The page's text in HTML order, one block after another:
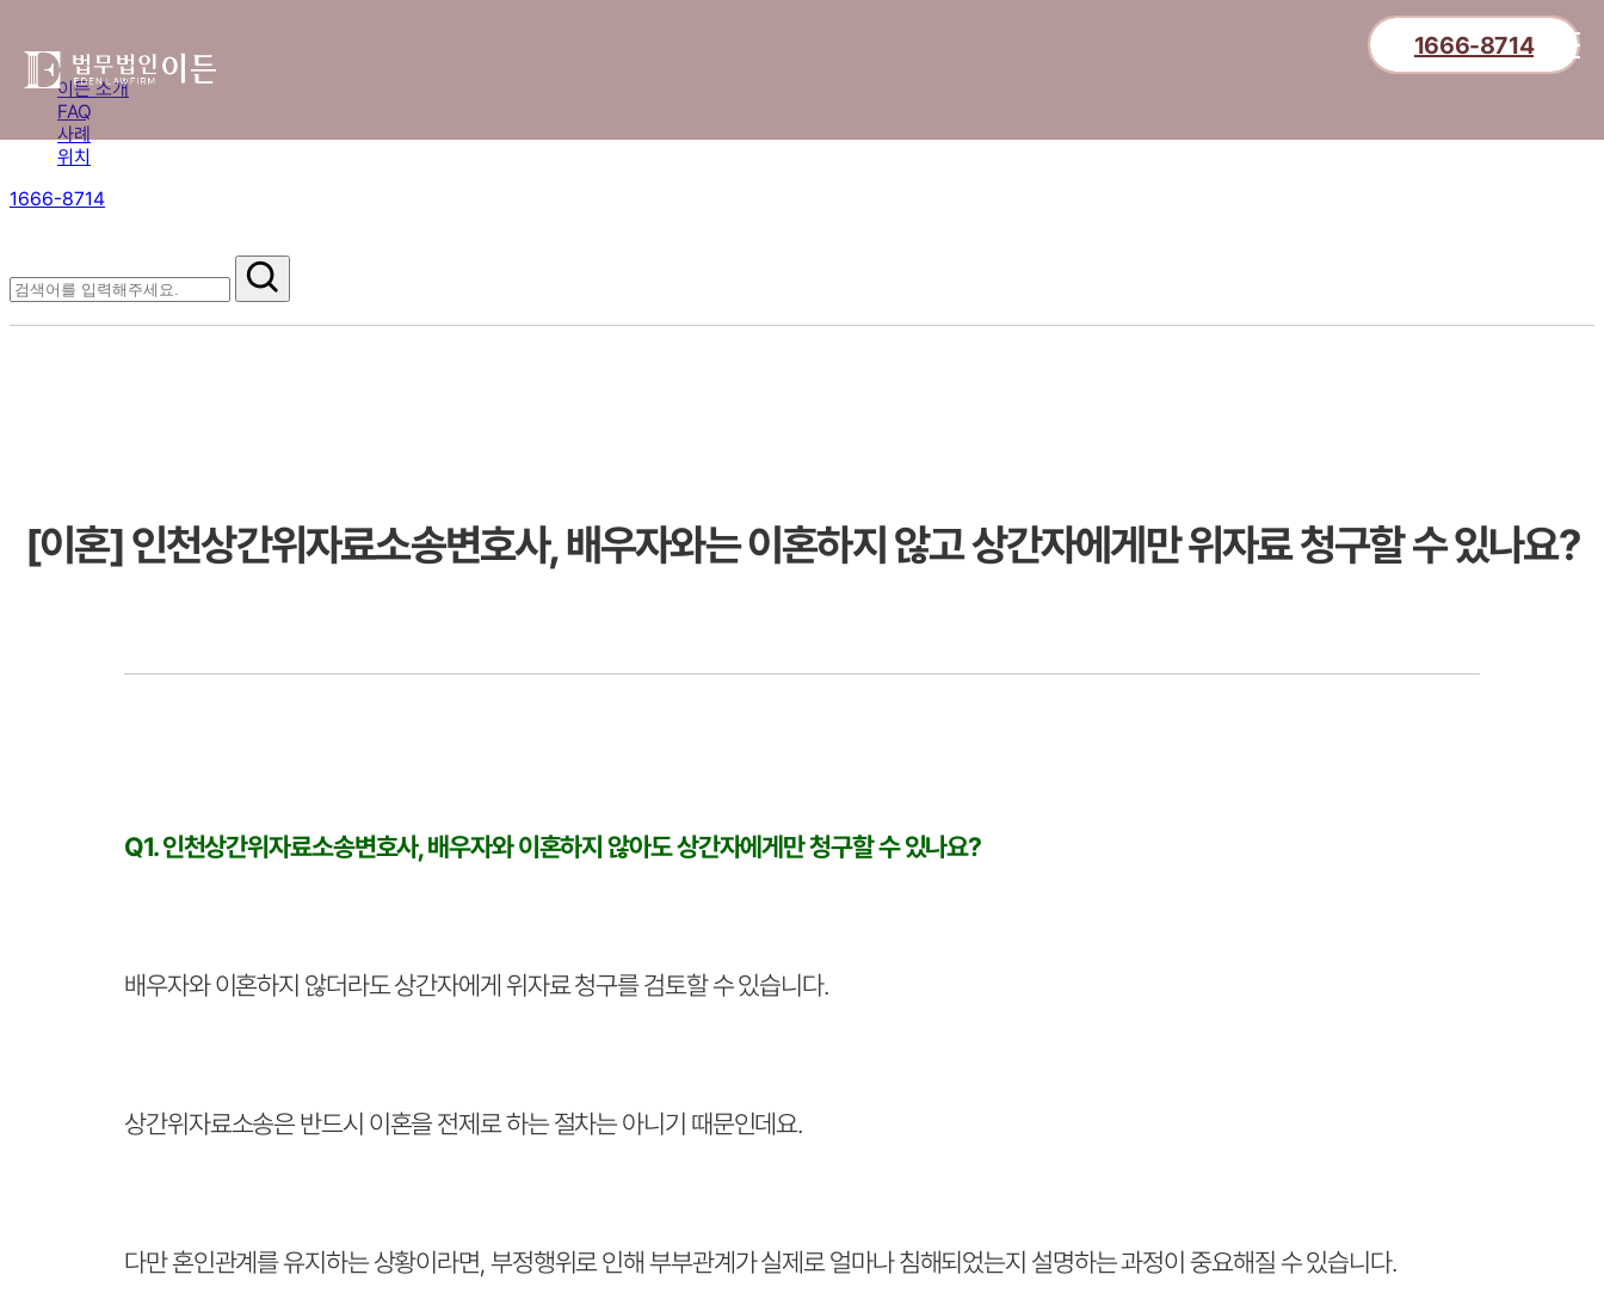
이든 소개
FAQ
사례
위치
1666-8714
1666-8714
[이혼] 인천상간위자료소송변호사, 배우자와는 이혼하지 않고 상간자에게만 위자료 청구할 수 있나요?
Q1. 인천상간위자료소송변호사, 배우자와 이혼하지 않아도 상간자에게만 청구할 수 있나요?
배우자와 이혼하지 않더라도 상간자에게 위자료 청구를 검토할 수 있습니다.
상간위자료소송은 반드시 이혼을 전제로 하는 절차는 아니기 때문인데요.
다만 혼인관계를 유지하는 상황이라면, 부정행위로 인해 부부관계가 실제로 얼마나 침해되었는지 설명하는 과정이 중요해질 수 있습니다.